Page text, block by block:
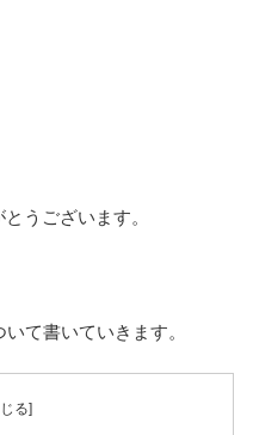
うございます。
て書いていきます。